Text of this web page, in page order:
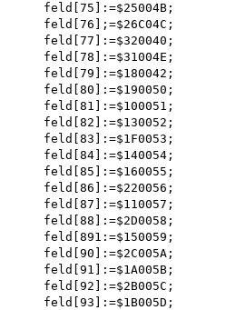
    feld[75]:=$25004B;
    feld[76];=$26C04C;
    feld[77]:=$320040;
    feld[78]:=$31004E;
    feld[79]:=$180042;
    feld[80]:=$190050;
    feld[81]:=$100051;
    feld[82]:=$130052;
    feld[83]:=$1F0053;
    feld[84]:=$140054;
    feld[85]:=$160055;
    feld[86]:=$220056;
    feld[87]:=$110057;
    feld[88]:=$2D0058;
    feld[891:=$150059;
    feld[90]:=$2C005A;
    feld[91]:=$1A005B;
    feld[92]:=$2B005C;
    feld[93]:=$1B005D;